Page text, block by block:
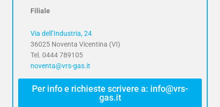
Filiale
Via dell’Industria, 24
36025 Noventa Vicentina (VI)
Tel. 0444 789105
noventa@vrs-gas.it
Per info e richieste scrivere a: info@vrs-
gas.it